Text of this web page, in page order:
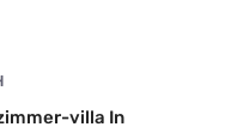
villa In